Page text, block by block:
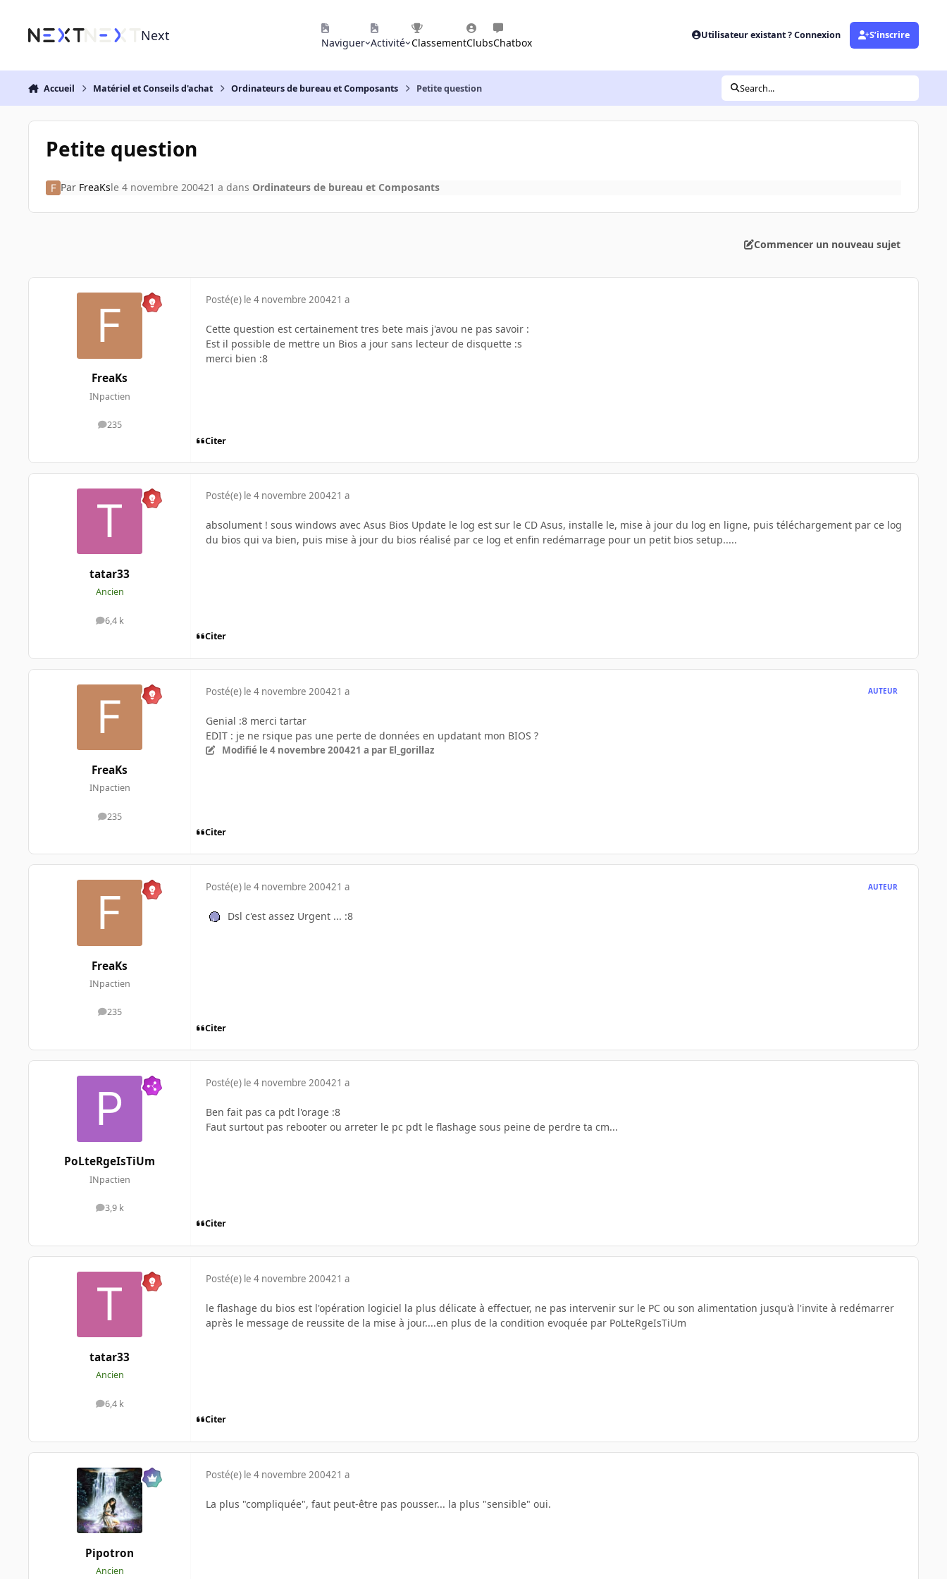
Next Naviguer Activité ClassementClubsChatbox
Utilisateur existant ? Connexion S’inscrire
Accueil Matériel et Conseils d'achat Ordinateurs de bureau et Composants Petite question Search...
Petite question
Par FreaKsle 4 novembre 200421 a dans Ordinateurs de bureau et Composants
Commencer un nouveau sujet
FreaKs
INpactien
235
messages
Posté(e) le 4 novembre 200421 a
Cette question est certainement tres bete mais j'avou ne pas savoir :
Est il possible de mettre un Bios a jour sans lecteur de disquette :s
merci bien :8
Citer
tatar33
Ancien
6,4 k
messages
Posté(e) le 4 novembre 200421 a
absolument ! sous windows avec Asus Bios Update le log est sur le CD Asus, installe le, mise à jour du log en ligne, puis téléchargement par ce log
du bios qui va bien, puis mise à jour du bios réalisé par ce log et enfin redémarrage pour un petit bios setup.....
Citer
FreaKs
INpactien
235
messages
Posté(e) le 4 novembre 200421 a AUTEUR
Genial :8 merci tartar
EDIT : je ne rsique pas une perte de données en updatant mon BIOS ?
Modifié le 4 novembre 200421 a par El_gorillaz
Citer
FreaKs
INpactien
235
messages
Posté(e) le 4 novembre 200421 a AUTEUR
Dsl c'est assez Urgent ... :8
Citer
PoLteRgeIsTiUm
INpactien
3,9 k
messages
Posté(e) le 4 novembre 200421 a
Ben fait pas ca pdt l'orage :8
Faut surtout pas rebooter ou arreter le pc pdt le flashage sous peine de perdre ta cm...
Citer
tatar33
Ancien
6,4 k
messages
Posté(e) le 4 novembre 200421 a
le flashage du bios est l'opération logiciel la plus délicate à effectuer, ne pas intervenir sur le PC ou son alimentation jusqu'à l'invite à redémarrer
après le message de reussite de la mise à jour....en plus de la condition evoquée par PoLteRgeIsTiUm
Citer
Pipotron
Ancien
Posté(e) le 4 novembre 200421 a
La plus "compliquée", faut peut-être pas pousser... la plus "sensible" oui.